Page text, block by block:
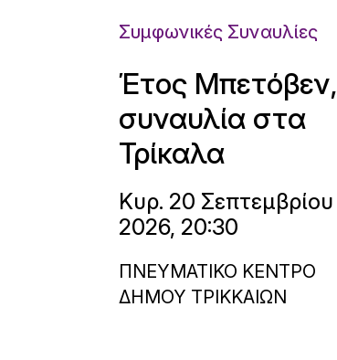
Συμφωνικές Συναυλίες
Έτος Μπετόβεν,
συναυλία στα
Τρίκαλα
Κυρ. 20 Σεπτεμβρίου
2026, 20:30
ΠΝΕΥΜΑΤΙΚΟ ΚΕΝΤΡΟ
ΔΗΜΟΥ ΤΡΙΚΚΑΙΩΝ